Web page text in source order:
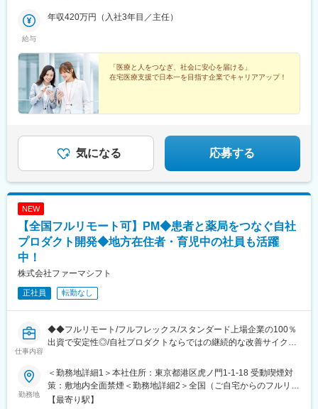
■入社後のサポート体制：
へのコスト削減提案などに挑戦いただきます。
・基本的にOJTにて現場を学んでいただきます。先輩社員が丁寧
にサポートしていくので、初めての方も安心です。
・基本的に、病院へ常駐するスタイルでの勤務となりますが、同
じ部署のスタッフが常に気にかけてくれるため、不安はすぐに解
消される環境です。
■やりがい：
・医療機関の課題やお困りごとの解決により、医療従事者が患者
様に向き合う時間が増え、患者様への貢献につながります。
・医療の最前線で働く方からの信頼と期待に応え、感謝される瞬
変更の範囲：会社の定める業務
県：行徳市、鎌ヶ谷市、袖ヶ浦市埼玉県：ふじみ野市、久喜市、
県：美濃加茂市福岡県：福岡市中央区（店舗型クリニック）〈開
業予定のクリニック〉絶賛募集中です。千葉県：市原市静岡県：
富士宮市福岡県：福岡市（ヘアケアサロン）〈開業計画地〉近い
将来の展開を計画しています。千葉県：柏市、君津市、香取市埼
玉県：八潮市、志木市、上尾市茨城県：古河市岐阜県：岐阜羽島
給与
年収420万円（入社3年目／主任）
「医療と人をつなぎ、社会に安心を届ける」
在宅医療支援で日本一を目指す企業でキャリアアップ！
気になる 応募する
NEW
【全国フルリモート可】PM◆患者と薬局をつなぐ自社
プロダクト開発◆地方在住者・育児中の社員も活躍
中！
株式会社ファーマシフト
正社員 転勤なし
仕事内容
◆◆フルリモート/フルフレックス/スタンダード上場企業の100％
出資で安定性◎/自社プロダクトならではの継続的な改善サイクル
■概要 ～地方在住者・育児中の社員も活躍中！～
ファーマシフトでは、LINEを活用した「つながる薬局」を中心
に、患者と薬局をつなぐ医療プラットフォームの開発・運営を行
っています。
勤務地
＜勤務地詳細1＞本社住所：東京都港区虎ノ門1-1-18 受動喫煙対
策：敷地内全面禁煙＜勤務地詳細2＞全国（ご自宅からのフルリモ
ート中心）住所：東京都 受動喫煙対策：敷地内全面禁煙変更の範
【最寄り駅】